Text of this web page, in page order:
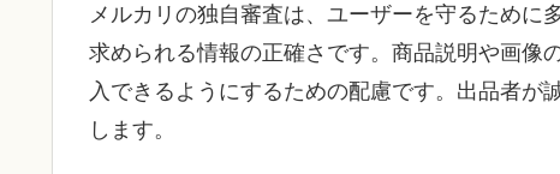
メルカリの独自審査は、ユーザーを守るために
求められる情報の正確さです。商品説明や画像
入できるようにするための配慮です。出品者
します。